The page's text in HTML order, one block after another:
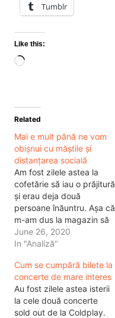
Tumblr
Like this:
Loading…
Related
Mai e mult până ne vom
obișnui cu măștile și
distanțarea socială
Am fost zilele astea la
cofetărie să iau o prăjitură
și erau deja două
persoane înăuntru. Așa că
m-am dus la magazin să
iau bere, iar apoi să mă
întorc la cofetărie. La
obicei, oameni care se
înghesuiau în fața
rafturilor pentru a
cumpăra produse sau…
June 26, 2020
In "Analiză"
Cum se cumpără bilete la
concerte de mare interes
Au fost zilele astea isterii
la cele două concerte
sold out de la Coldplay.